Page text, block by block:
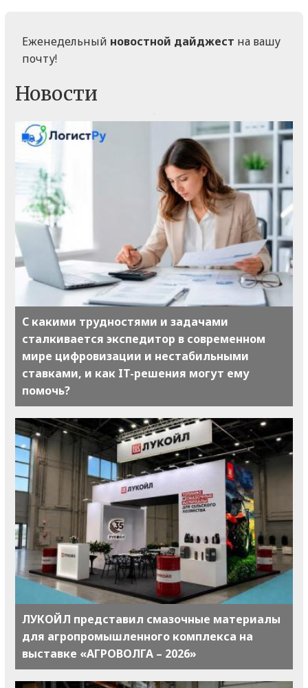
Еженедельный новостной дайджест на вашу
почту!
Новости
С какими трудностями и задачами
сталкивается экспедитор в современном
мире цифровизации и нестабильными
ставками, и как IT-решения могут ему
помочь?
ЛУКОЙЛ представил смазочные материалы
для агропромышленного комплекса на
выставке «АГРОВОЛГА – 2026»